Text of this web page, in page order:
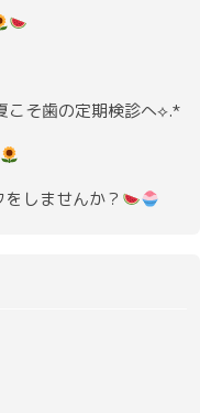
こそ歯の定期検診へ⟡.*
しませんか？